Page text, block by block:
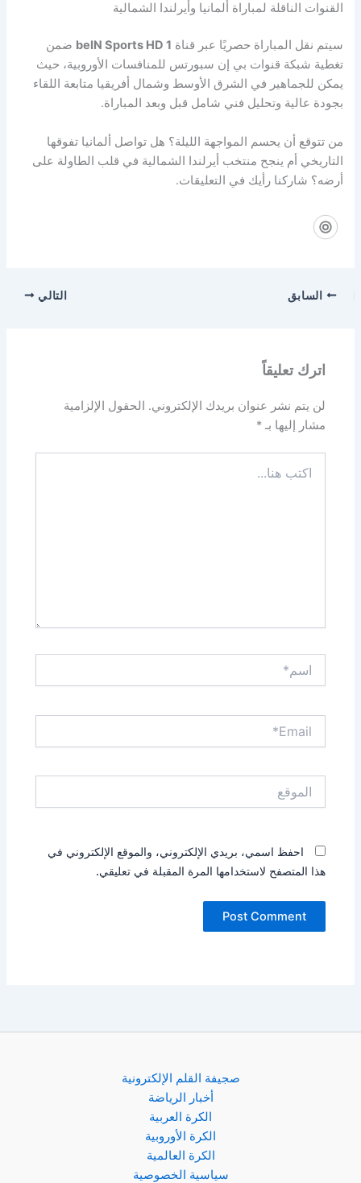
القنوات الناقلة لمباراة ألمانيا وأيرلندا الشمالية
سيتم نقل المباراة حصريًا عبر قناة beIN Sports HD 1 ضمن
تغطية شبكة قنوات بي إن سبورتس للمنافسات الأوروبية، حيث
يمكن للجماهير في الشرق الأوسط وشمال أفريقيا متابعة اللقاء
بجودة عالية وتحليل فني شامل قبل وبعد المباراة.
من تتوقع أن يحسم المواجهة الليلة؟ هل تواصل ألمانيا تفوقها
التاريخي أم ينجح منتخب أيرلندا الشمالية في قلب الطاولة على
أرضه؟ شاركنا رأيك في التعليقات.
السابق التالي
اترك تعليقاً
لن يتم نشر عنوان بريدك الإلكتروني.
الحقول الإلزامية
مشار إليها بـ*
هنا...
احفظ اسمي، بريدي الإلكتروني، والموقع الإلكتروني في
هذا المتصفح لاستخدامها المرة المقبلة في تعليقي.
صجيفة القلم الإلكترونية
أخبار الرياضة
الكرة العربية
الكرة الأوروبية
الكرة العالمية
سياسية الخصوصية